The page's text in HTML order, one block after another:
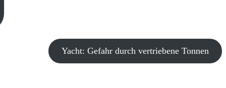
Yacht: Gefahr durch vertriebene Tonnen